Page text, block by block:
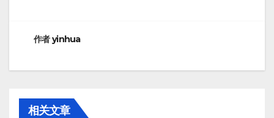
作者yinhua
相关文章